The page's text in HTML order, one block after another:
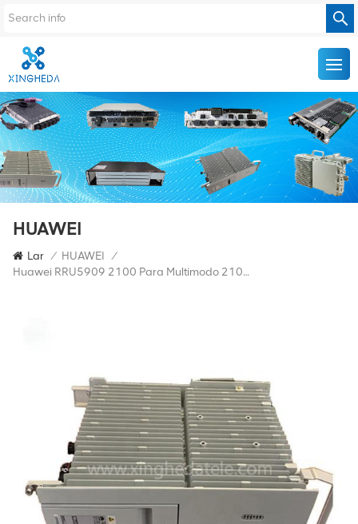
HUAWEI
Lar / HUAWEI /
Huawei RRU5909 2100 Para Multimodo 2100MHz (2*60w) -48V 02311TBC WD5M215909CU